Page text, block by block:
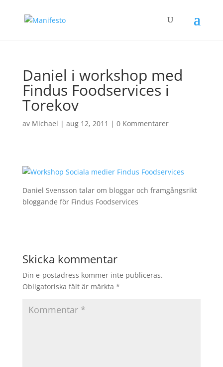
Daniel i workshop med
Findus Foodservices i
Torekov
av Michael | aug 12, 2011 | 0 Kommentarer
Daniel Svensson talar om bloggar och framgångsrikt
bloggande för Findus Foodservices
Skicka kommentar
Din e-postadress kommer inte publiceras.
Obligatoriska fält är märkta *